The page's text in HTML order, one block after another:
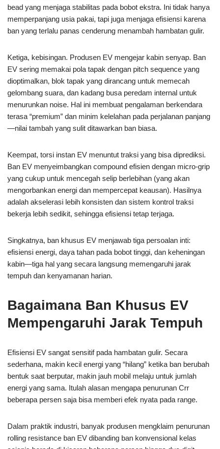
bead yang menjaga stabilitas pada bobot ekstra. Ini tidak hanya
memperpanjang usia pakai, tapi juga menjaga efisiensi karena
ban yang terlalu panas cenderung menambah hambatan gulir.
Ketiga, kebisingan. Produsen EV mengejar kabin senyap. Ban
EV sering memakai pola tapak dengan pitch sequence yang
dioptimalkan, blok tapak yang dirancang untuk memecah
gelombang suara, dan kadang busa peredam internal untuk
menurunkan noise. Hal ini membuat pengalaman berkendara
terasa “premium” dan minim kelelahan pada perjalanan panjang
—nilai tambah yang sulit ditawarkan ban biasa.
Keempat, torsi instan EV menuntut traksi yang bisa diprediksi.
Ban EV menyeimbangkan compound efisien dengan micro-grip
yang cukup untuk mencegah selip berlebihan (yang akan
mengorbankan energi dan mempercepat keausan). Hasilnya
adalah akselerasi lebih konsisten dan sistem kontrol traksi
bekerja lebih sedikit, sehingga efisiensi tetap terjaga.
Singkatnya, ban khusus EV menjawab tiga persoalan inti:
efisiensi energi, daya tahan pada bobot tinggi, dan keheningan
kabin—tiga hal yang secara langsung memengaruhi jarak
tempuh dan kenyamanan harian.
Bagaimana Ban Khusus EV
Mempengaruhi Jarak Tempuh
Efisiensi EV sangat sensitif pada hambatan gulir. Secara
sederhana, makin kecil energi yang “hilang” ketika ban berubah
bentuk saat berputar, makin jauh mobil melaju untuk jumlah
energi yang sama. Itulah alasan mengapa penurunan Crr
beberapa persen saja bisa memberi efek nyata pada range.
Dalam praktik industri, banyak produsen mengklaim penurunan
rolling resistance ban EV dibanding ban konvensional kelas